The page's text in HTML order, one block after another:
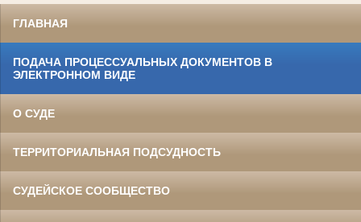
ГЛАВНАЯ
ПОДАЧА ПРОЦЕССУАЛЬНЫХ ДОКУМЕНТОВ В
ЭЛЕКТРОННОМ ВИДЕ
О СУДЕ
ТЕРРИТОРИАЛЬНАЯ ПОДСУДНОСТЬ
СУДЕЙСКОЕ СООБЩЕСТВО